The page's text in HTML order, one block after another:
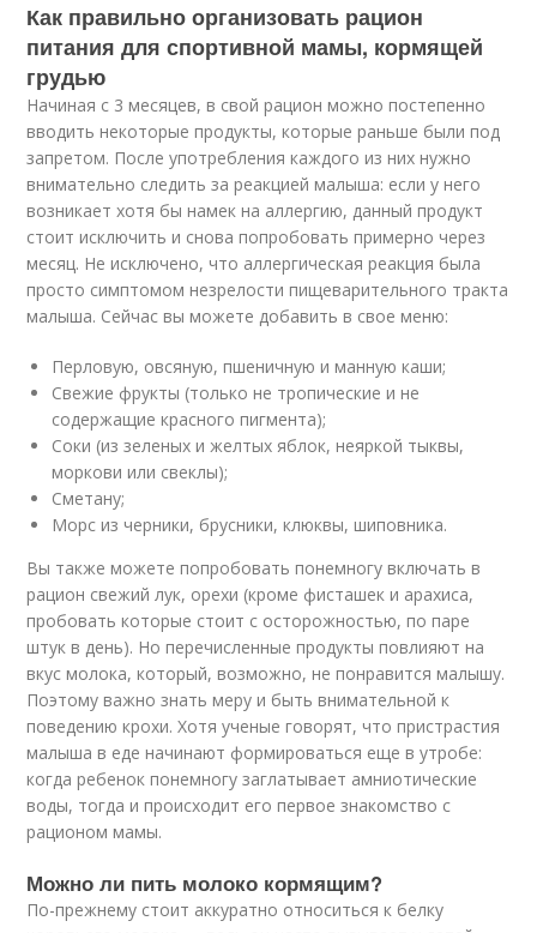
Как правильно организовать рацион
питания для спортивной мамы, кормящей
грудью
Начиная с 3 месяцев, в свой рацион можно постепенно
вводить некоторые продукты, которые раньше были под
запретом. После употребления каждого из них нужно
внимательно следить за реакцией малыша: если у него
возникает хотя бы намек на аллергию, данный продукт
стоит исключить и снова попробовать примерно через
месяц. Не исключено, что аллергическая реакция была
просто симптомом незрелости пищеварительного тракта
малыша. Сейчас вы можете добавить в свое меню:
Перловую, овсяную, пшеничную и манную каши;
Свежие фрукты (только не тропические и не
содержащие красного пигмента);
Соки (из зеленых и желтых яблок, неяркой тыквы,
моркови или свеклы);
Сметану;
Морс из черники, брусники, клюквы, шиповника.
Вы также можете попробовать понемногу включать в
рацион свежий лук, орехи (кроме фисташек и арахиса,
пробовать которые стоит с осторожностью, по паре
штук в день). Но перечисленные продукты повлияют на
вкус молока, который, возможно, не понравится малышу.
Поэтому важно знать меру и быть внимательной к
поведению крохи. Хотя ученые говорят, что пристрастия
малыша в еде начинают формироваться еще в утробе:
когда ребенок понемногу заглатывает амниотические
воды, тогда и происходит его первое знакомство с
рационом мамы.
Можно ли пить молоко кормящим?
По-прежнему стоит аккуратно относиться к белку